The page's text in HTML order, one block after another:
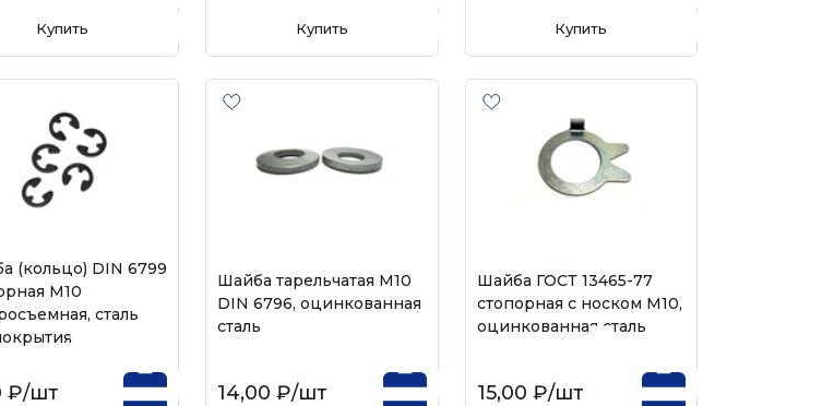
Купить Купить Купить
(кольцо) DIN 6799
М10
сталь
₽/шт
Шайба тарельчатая М10
DIN 6796, оцинкованная
сталь
14,00 ₽/шт
Шайба ГОСТ 13465-77
стопорная с носком М10,
оцинкованная сталь
15,00 ₽/шт